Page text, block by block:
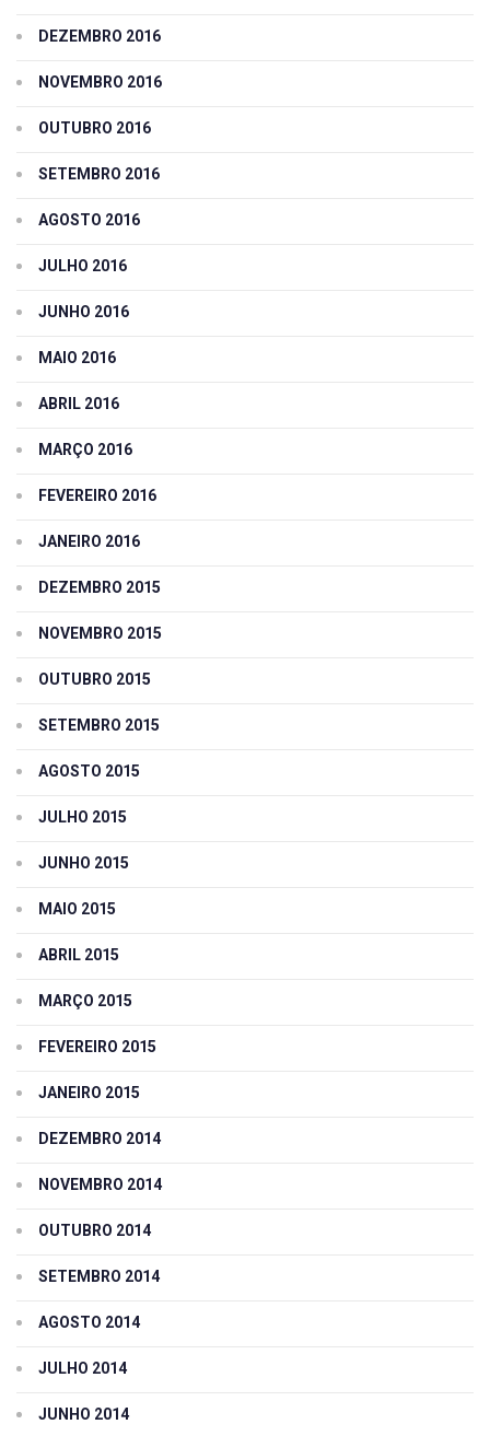
DEZEMBRO 2016
NOVEMBRO 2016
OUTUBRO 2016
SETEMBRO 2016
AGOSTO 2016
JULHO 2016
JUNHO 2016
MAIO 2016
ABRIL 2016
MARÇO 2016
FEVEREIRO 2016
JANEIRO 2016
DEZEMBRO 2015
NOVEMBRO 2015
OUTUBRO 2015
SETEMBRO 2015
AGOSTO 2015
JULHO 2015
JUNHO 2015
MAIO 2015
ABRIL 2015
MARÇO 2015
FEVEREIRO 2015
JANEIRO 2015
DEZEMBRO 2014
NOVEMBRO 2014
OUTUBRO 2014
SETEMBRO 2014
AGOSTO 2014
JULHO 2014
JUNHO 2014